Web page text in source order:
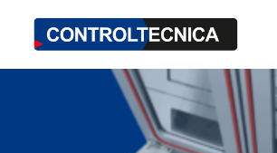
TEST Division